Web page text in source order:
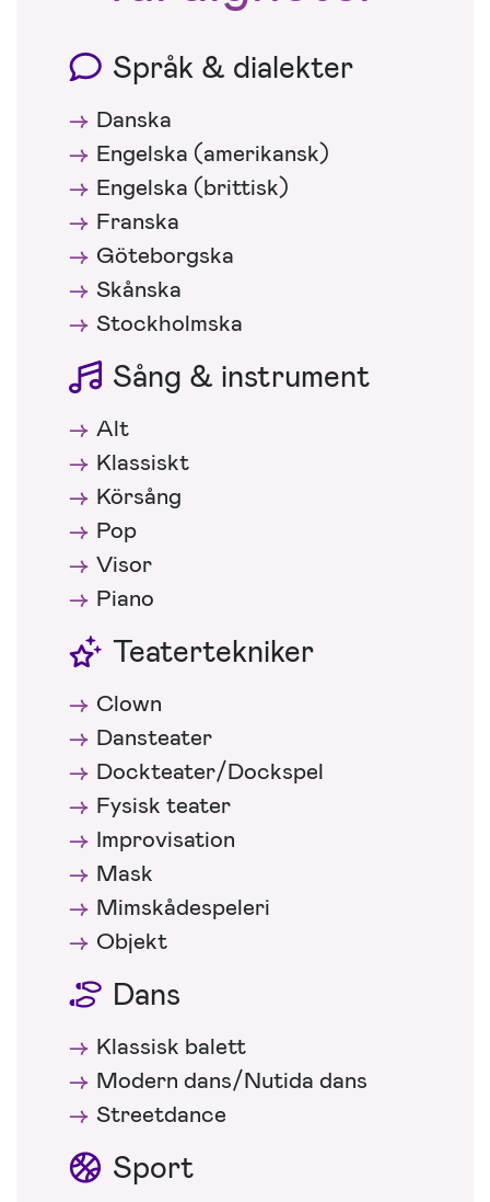
Språk & dialekter
Danska
Engelska (amerikansk)
Engelska (brittisk)
Franska
Göteborgska
Skånska
Stockholmska
Sång & instrument
Alt
Klassiskt
Körsång
Pop
Visor
Piano
Teatertekniker
Clown
Dansteater
Dockteater/Dockspel
Fysisk teater
Improvisation
Mask
Mimskådespeleri
Objekt
Dans
Klassisk balett
Modern dans/Nutida dans
Streetdance
Sport